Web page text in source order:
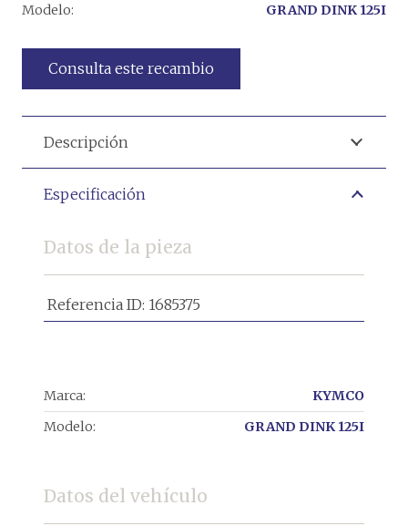
Consulta este recambio
Modelo:
GRAND DINK 125I
Descripción
Especificación
Datos de la pieza
Referencia ID: 1685375
Marca:
KYMCO
Modelo:
GRAND DINK 125I
Datos del vehículo